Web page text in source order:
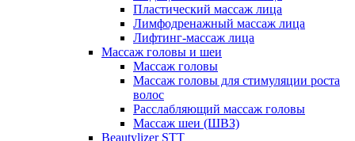
Пластический массаж лица
Лимфодренажный массаж лица
Лифтинг-массаж лица
Массаж головы и шеи
Массаж головы
Массаж головы для стимуляции роста
волос
Расслабляющий массаж головы
Массаж шеи (ШВЗ)
Beautylizer STT